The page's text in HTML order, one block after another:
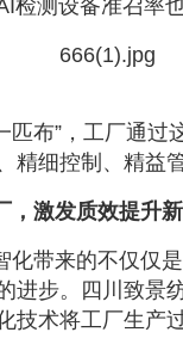
检测设备准召率
匹布”，工厂通过
精细控制、精益管
，激发质效提升
化带来的不仅仅
进步。四川致景
技术将工厂生产